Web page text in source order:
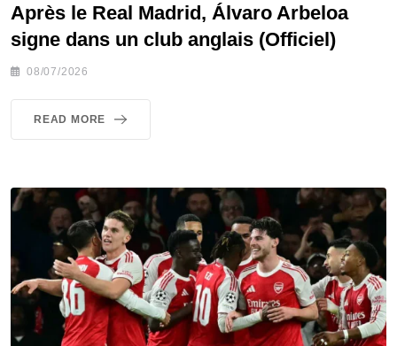
Après le Real Madrid, Álvaro Arbeloa
signe dans un club anglais (Officiel)
08/07/2026
READ MORE